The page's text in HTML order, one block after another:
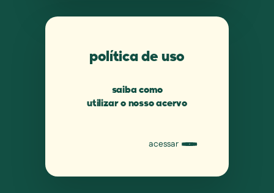
política de uso
saiba como
utilizar o nosso acervo
acessar